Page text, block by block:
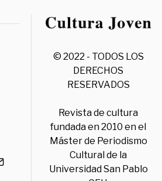
© 2022 - TODOS LOS
DERECHOS
RESERVADOS
Revista de cultura
fundada en 2010 en el
Máster de Periodismo
Cultural de la
Universidad San Pablo